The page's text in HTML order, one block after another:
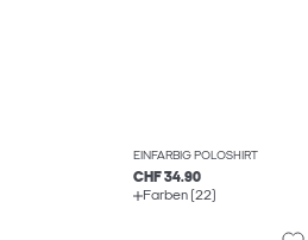
EINFARBIG POLOSHIRT
CHF 34.90
Farben (22)